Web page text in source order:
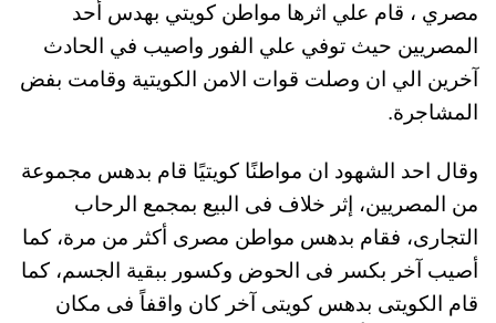
مصري ، قام علي اثرها مواطن كويتي بهدس أحد
المصريين حيث توفي علي الفور واصيب في الحادث
آخرين الي ان وصلت قوات الامن الكويتية وقامت بفض
المشاجرة.
وقال احد الشهود ان مواطنًا كويتيًا قام بدهس مجموعة
من المصريين، إثر خلاف فى البيع بمجمع الرحاب
التجارى، فقام بدهس مواطن مصرى أكثر من مرة، كما
أصيب آخر بكسر فى الحوض وكسور ببقية الجسم، كما
قام الكويتى بدهس كويتى آخر كان واقفاً فى مكان